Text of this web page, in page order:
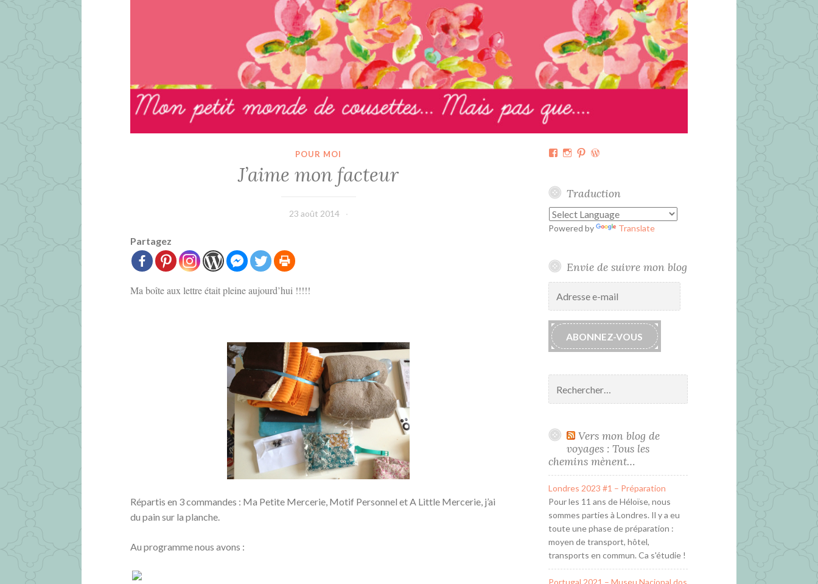
POUR MOI
J’aime mon facteur
23 août 2014
Partagez
Ma boîte aux lettre était pleine aujourd’hui !!!!!
Répartis en 3 commandes : Ma Petite Mercerie, Motif Personnel et A Little Mercerie, j’ai
du pain sur la planche.
Au programme nous avons :
Facebook
Instagram
PinterestWordPress.org
Traduction
Powered by Translate
Envie de suivre mon blog
ABONNEZ-VOUS
Vers mon blog de
voyages : Tous les
chemins mènent…
Londres 2023 #1 – Préparation
Pour les 11 ans de Héloïse, nous
sommes parties à Londres. Il y a eu
toute une phase de préparation :
moyen de transport, hôtel,
transports en commun. Ca s'étudie !